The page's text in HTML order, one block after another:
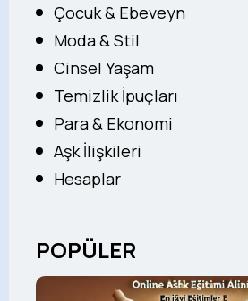
Çocuk & Ebeveyn
Moda & Stil
Cinsel Yaşam
Temizlik İpuçları
Para & Ekonomi
Aşk İlişkileri
Hesaplar
POPÜLER